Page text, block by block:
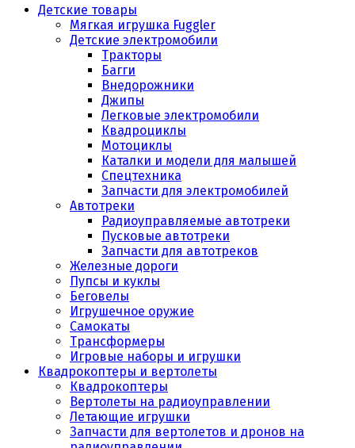
Детские товары
Мягкая игрушка Fuggler
Детские электромобили
Тракторы
Багги
Внедорожники
Джипы
Легковые электромобили
Квадроциклы
Мотоциклы
Каталки и модели для малышей
Спецтехника
Запчасти для электромобилей
Автотреки
Радиоуправляемые автотреки
Пусковые автотреки
Запчасти для автотреков
Железные дороги
Пупсы и куклы
Беговелы
Игрушечное оружие
Самокаты
Трансформеры
Игровые наборы и игрушки
Квадрокоптеры и вертолеты
Квадрокоптеры
Вертолеты на радиоуправлении
Летающие игрушки
Запчасти для вертолетов и дронов на